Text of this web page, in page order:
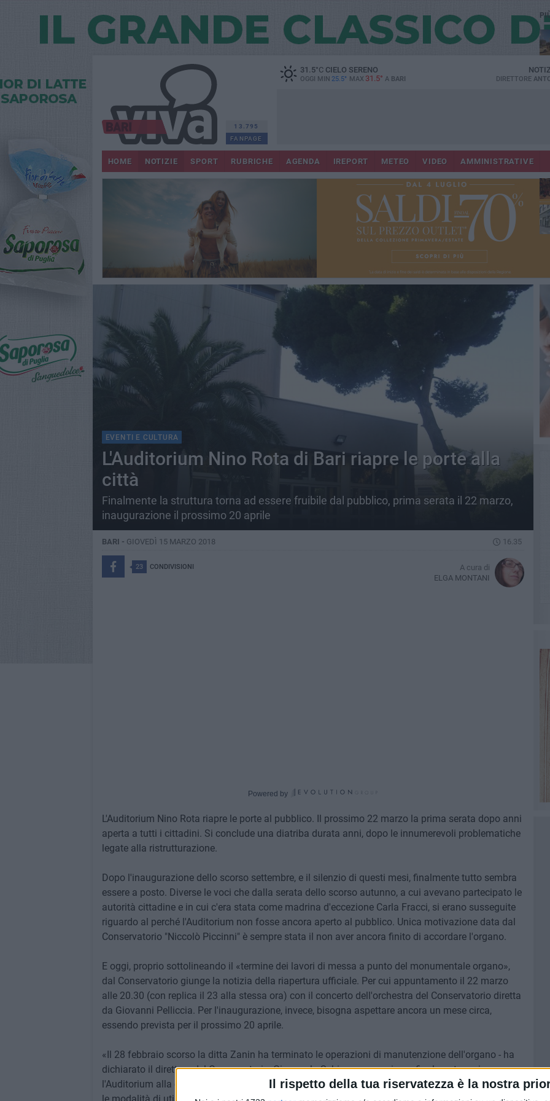
Il rispetto della tua riservatezza è la nostra
13.795
FANPAGE
31.5°CCIELO SERENO
OGGI MIN 25.5° MAX 31.5° A BARI DIRETTORE
HOME NOTIZIE SPORT RUBRICHE AGENDA IREPORT METEO VIDEO AMMINISTRATIVE
EVENTI E CULTURA
L'Auditorium Nino Rota di Bari riapre le porte alla
città
Finalmente la struttura torna ad essere fruibile dal pubblico, prima serata il 22 marzo,
inaugurazione il prossimo 20 aprile
BARI - GIOVEDÌ 15 MARZO 2018 16.35
23 CONDIVISIONI
A cura di
ELGA MONTANI
Powered by
L'Auditorium Nino Rota riapre le porte al pubblico. Il prossimo 22 marzo la prima serata dopo anni
aperta a tutti i cittadini. Si conclude una diatriba durata anni, dopo le innumerevoli problematiche
legate alla ristrutturazione.
Dopo l'inaugurazione dello scorso settembre, e il silenzio di questi mesi, finalmente tutto sembra
essere a posto. Diverse le voci che dalla serata dello scorso autunno, a cui avevano partecipato le
autorità cittadine e in cui c'era stata come madrina d'eccezione Carla Fracci, si erano susseguite
riguardo al perché l'Auditorium non fosse ancora aperto al pubblico. Unica motivazione data dal
Conservatorio "Niccolò Piccinni" è sempre stata il non aver ancora finito di accordare l'organo.
E oggi, proprio sottolineando il «termine dei lavori di messa a punto del monumentale organo»,
dal Conservatorio giunge la notizia della riapertura ufficiale. Per cui appuntamento il 22 marzo
alle 20.30 (con replica il 23 alla stessa ora) con il concerto dell'orchestra del Conservatorio diretta
da Giovanni Pelliccia. Per l'inaugurazione, invece, bisogna aspettare ancora un mese circa,
essendo prevista per il prossimo 20 aprile.
«Il 28 febbraio scorso la ditta Zanin ha terminato le operazioni di manutenzione dell'organo - ha
dichiarato il direttore del Conservatorio, Gianpaolo Schiavo - e possiamo finalmente aprire
l'Auditorium alla città. La Presidente, Marida Dentamaro, ha approntato il testo che regolamenta